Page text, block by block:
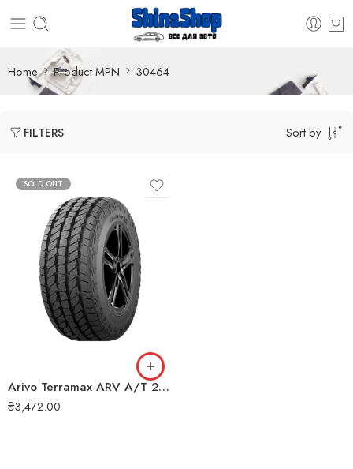
Home Product MPN 30464
FILTERS Sort by
SOLD OUT
Arivo Terramax ARV A/T 235/75 R15 109S XL всесезонна шина
₴3,472.00